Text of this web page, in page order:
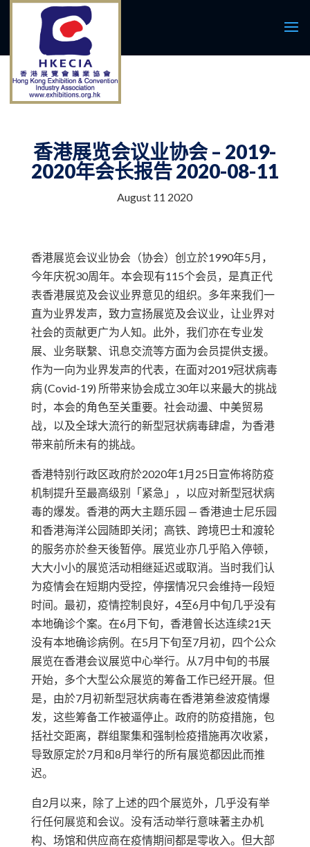
香港展览会议业协会 – 2019-
2020年会长报告 2020-08-11
August 11 2020
香港展览会议业协会（协会）创立於1990年5月，
今年庆祝30周年。本会现有115个会员，是真正代
表香港展览及会议业界意见的组织。多年来我们一
直为业界发声，致力宣扬展览及会议业，让业界对
社会的贡献更广为人知。此外，我们亦在专业发
展、业务联繫、讯息交流等方面为会员提供支援。
作为一向为业界发声的代表，在面对2019冠状病毒
病 (Covid-19) 所带来协会成立30年以来最大的挑战
时，本会的角色至关重要。社会动盪、中美贸易
战，以及全球大流行的新型冠状病毒肆虐，为香港
带来前所未有的挑战。
香港特别行政区政府於2020年1月25日宣佈将防疫
机制提升至最高级别「紧急」，以应对新型冠状病
毒的爆发。香港的两大主题乐园 — 香港迪士尼乐园
和香港海洋公园随即关闭；高铁、跨境巴士和渡轮
的服务亦於叁天後暂停。展览业亦几乎陷入停顿，
大大小小的展览活动相继延迟或取消。当时我们认
为疫情会在短期内受控，停摆情况只会维持一段短
时间。最初，疫情控制良好，4至6月中旬几乎没有
本地确诊个案。在6月下旬，香港曾长达连续21天
没有本地确诊病例。在5月下旬至7月初，四个公众
展览在香港会议展览中心举行。从7月中旬的书展
开始，多个大型公众展览的筹备工作已经开展。但
是，由於7月初新型冠状病毒在香港第叁波疫情爆
发，这些筹备工作被逼停止。政府的防疫措施，包
括社交距离，群组聚集和强制检疫措施再次收紧，
导致原定於7月和8月举行的所有展览都因此而推
迟。
自2月以来，除了上述的四个展览外，几乎没有举
行任何展览和会议。没有活动举行意味著主办机
构、场馆和供应商在疫情期间都是零收入。但大部